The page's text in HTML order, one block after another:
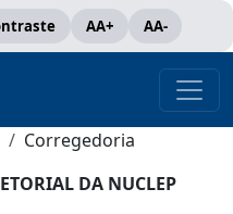
AA+ AA-
Corregedoria
DA NUCLEP